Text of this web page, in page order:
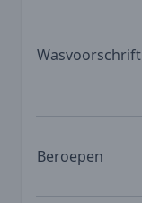
Wasvoorschrift
Beroepen